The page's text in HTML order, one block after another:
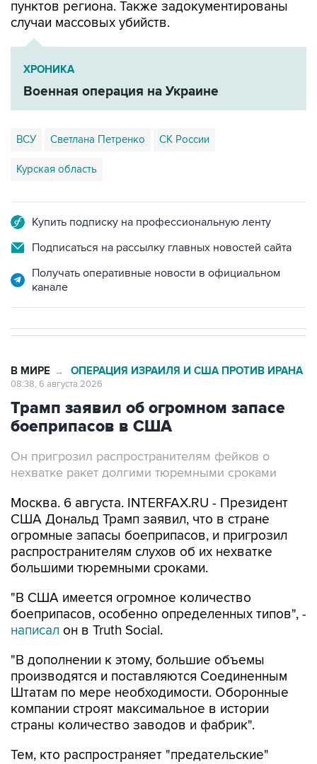
пунктов региона. Также задокументированы
случаи массовых убийств.
ХРОНИКА
Военная операция на Украине
ВСУ Светлана Петренко СК России
Курская область
Купить подписку на профессиональную ленту
Подписаться на рассылку главных новостей сайта
Получать оперативные новости в официальном
канале
В МИРЕ → ОПЕРАЦИЯ ИЗРАИЛЯ И США ПРОТИВ ИРАНА
08:38, 6 августа 2026
Трамп заявил об огромном запасе
боеприпасов в США
Он пригрозил распространителям фейков о
нехватке ракет долгими тюремными сроками
Москва. 6 августа. INTERFAX.RU - Президент
США Дональд Трамп заявил, что в стране
огромные запасы боеприпасов, и пригрозил
распространителям слухов об их нехватке
большими тюремными сроками.
"В США имеется огромное количество
боеприпасов, особенно определенных типов", -
написал он в Truth Social.
"В дополнении к этому, большие объемы
производятся и поставляются Соединенным
Штатам по мере необходимости. Оборонные
компании строят максимальное в истории
страны количество заводов и фабрик".
Тем, кто распространяет "предательские"